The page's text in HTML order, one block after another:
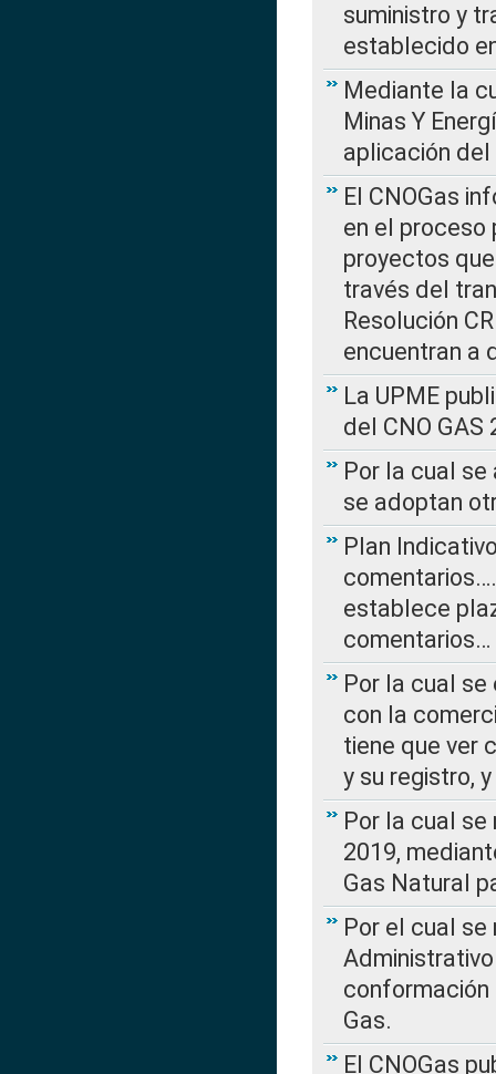
suministro y
establecido
Mediante la
Minas Y
aplicación
El CNOGas
en el proceso
proyectos
través del
Resolución
encuentran a
La UPME
del CNO
Por la cual
se adoptan
Plan
establece
comentarios…
Por la cual
con la
tiene que ver
y su registro,
Por la cual
2019,
Gas Natural
Por el cual
conformación
Gas.
El CNOGas